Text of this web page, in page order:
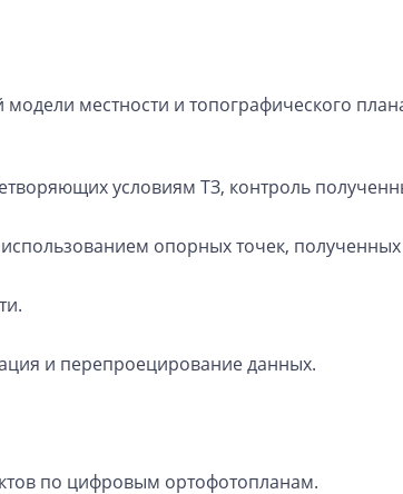
местности и топографического
условиям ТЗ, контроль
опорных точек, полученных
и перепроецирование данных.
по цифровым ортофотопланам.